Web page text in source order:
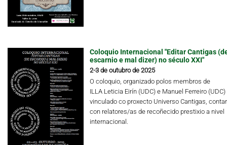
Coloquio Internacional "Editar Cantigas
escarnio e mal dizer) no século XXI"
2-3 de outubro de 2025
O coloquio, organizado polos membros de
ILLA Leticia Eirín (UDC) e Manuel Ferreiro (UDC)
vinculado co proxecto Universo Cantigas,
con relatores/as de recoñecido prestixio a nivel
internacional.